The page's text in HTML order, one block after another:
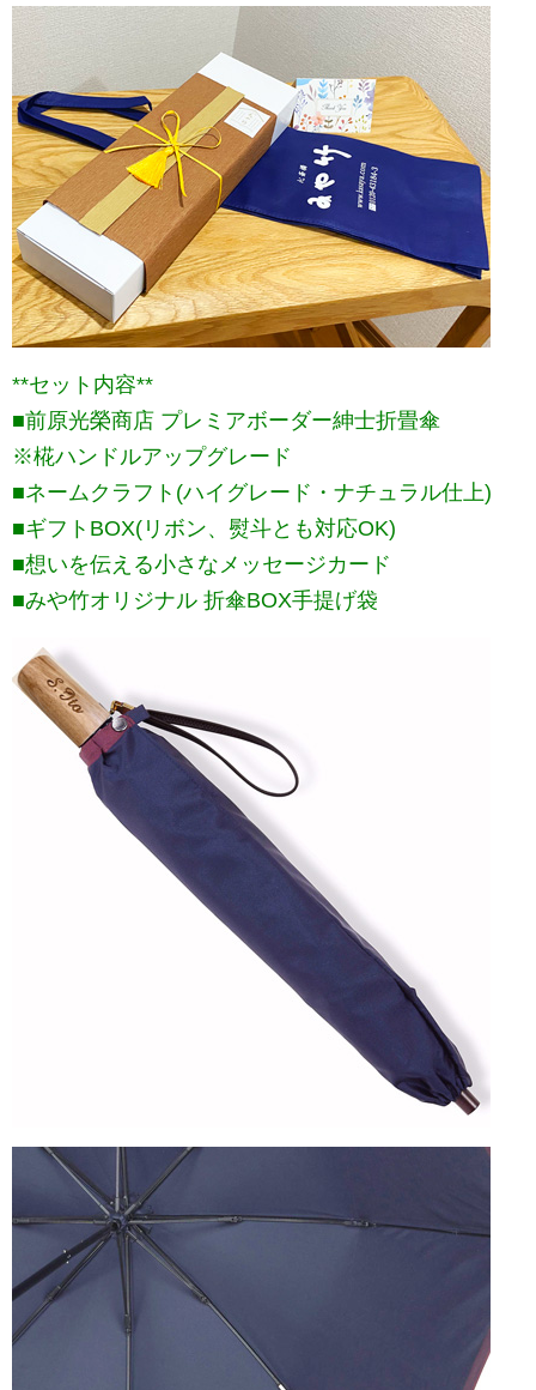
**セット内容**
■前原光榮商店 プレミアボーダー紳士折畳傘
※椛ハンドルアップグレード
■ネームクラフト(ハイグレード・ナチュラル仕上)
■ギフトBOX(リボン、熨斗とも対応OK)
■想いを伝える小さなメッセージカード
■みや竹オリジナル 折傘BOX手提げ袋